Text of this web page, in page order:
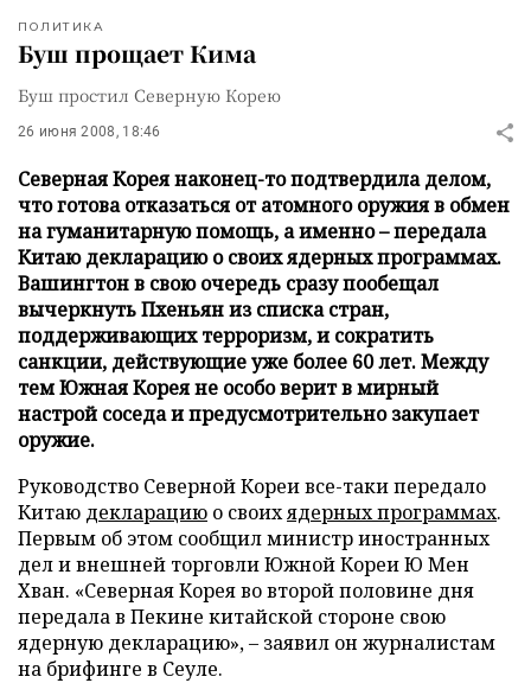
ПОЛИТИКА
Буш прощает Кима
Буш простил Северную Корею
26 июня 2008, 18:46
Северная Корея наконец-то подтвердила делом,
что готова отказаться от атомного оружия в обмен
на гуманитарную помощь, а именно – передала
Китаю декларацию о своих ядерных программах.
Вашингтон в свою очередь сразу пообещал
вычеркнуть Пхеньян из списка стран,
поддерживающих терроризм, и сократить
санкции, действующие уже более 60 лет. Между
тем Южная Корея не особо верит в мирный
настрой соседа и предусмотрительно закупает
оружие.
Руководство Северной Кореи все-таки передало
Китаю декларацию о своихядерных программах.
Первым об этом сообщил министр иностранных
дел и внешней торговли Южной Кореи Ю Мен
Хван. «Северная Корея во второй половине дня
передала в Пекине китайской стороне свою
ядерную декларацию», – заявил он журналистам
на брифинге в Сеуле.